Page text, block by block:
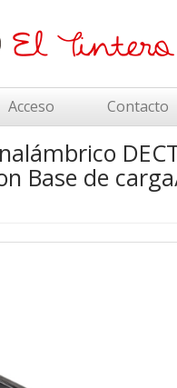
Acceso Contacto
Base de